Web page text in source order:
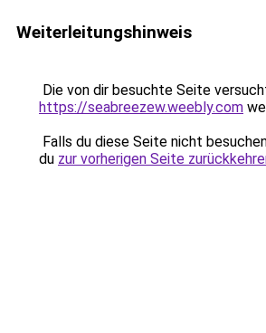
Weiterleitungshinweis
Die von dir besuchte Seite
https://seabreezew.weebly.com
Falls du diese Seite nicht
du zur vorherigen Seite